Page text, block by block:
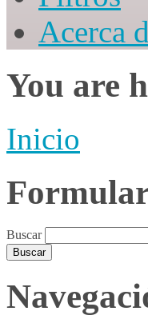
Acerca
You are
Inicio
Buscar